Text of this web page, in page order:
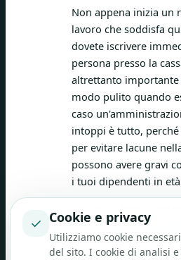
Non appena inizia un
lavoro che soddisfa
dovete iscrivere
persona presso la
altrettanto
modo pulito quando
caso
intoppi è tutto,
per evitare lacune
possono avere gravi
i tuoi dipendenti in età
tutte le parti salariali
Non si tratta solo del
✓ Cookie e privacy
Utilizziamo cookie
del sito. I cookie di analisi